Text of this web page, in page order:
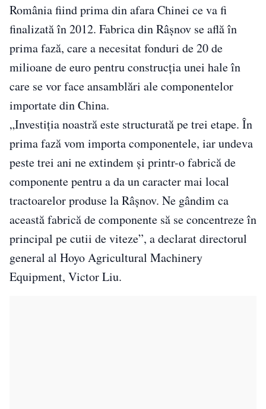
România fiind prima din afara Chinei ce va fi
finalizată în 2012. Fabrica din Râşnov se află în
prima fază, care a necesitat fonduri de 20 de
milioane de euro pentru construcţia unei hale în
care se vor face ansamblări ale componentelor
importate din China.
„Investiţia noastră este structurată pe trei etape. În
prima fază vom importa componentele, iar undeva
peste trei ani ne extindem şi printr-o fabrică de
componente pentru a da un caracter mai local
tractoarelor produse la Râşnov. Ne gândim ca
această fabrică de componente să se concentreze în
principal pe cutii de viteze”, a declarat directorul
general al Hoyo Agricultural Machinery
Equipment, Victor Liu.